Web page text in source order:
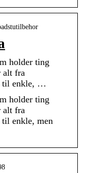
holder ting
alt fra
til enkle, …
holder ting
alt fra
enkle, men